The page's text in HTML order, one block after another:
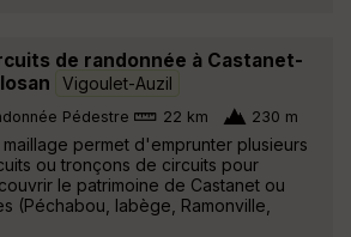
de randonnée à Castanet-
Vigoulet-Auzil
Pédestre 22 km 230 m
maillage permet d'emprunter plusieurs
ou tronçons de circuits pour
le patrimoine de Castanet ou
(Péchabou, labège, Ramonville,